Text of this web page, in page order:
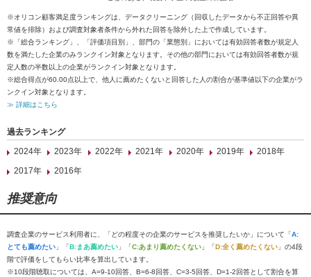
※オリコン顧客満足度ランキングは、データクリーニング（回収したデータから不正回答や異
常値を排除）および調査対象者条件から外れた回答を除外した上で作成しています。
※「総合ランキング」、「評価項目別」、部門の「業態別」においては有効回答者数が規定人
数を満たした企業のみランクイン対象となります。その他の部門においては有効回答者数が規
定人数の半数以上の企業がランクイン対象となります。
※総合得点が60.00点以上で、他人に薦めたくないと回答した人の割合が基準値以下の企業がラ
ンクイン対象となります。
≫ 詳細はこちら
過去ランキング
2024年
2023年 2022年 2021年 2020年 2019年
2018年
2017年
2016年
推奨意向
調査企業のサービス利用者に、「どの程度その企業のサービスを推奨したいか」について「A:
とても薦めたい 」「B:まあ薦めたい 」「C:あまり薦めたくない 」「D:全く薦めたくない 」の4段
階で評価をしてもらい比率を算出しています。
※10段階聴取については、A=9-10回答、B=6-8回答、C=3-5回答、D=1-2回答として割合を算